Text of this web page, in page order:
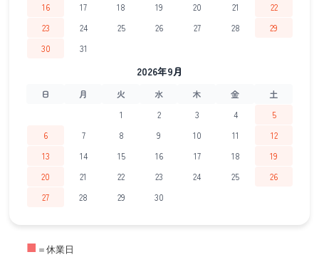
16
17 18 19 20 21
22
23
24 25 26 27 28
29
30
31
2026年9月
日 月 火 水 木 金
土
1
2 3 4
5
6
7 8 9 10 11
12
13
14 15 16 17 18
19
20
21 22 23 24 25
26
27
28 29 30
■ ＝休業日